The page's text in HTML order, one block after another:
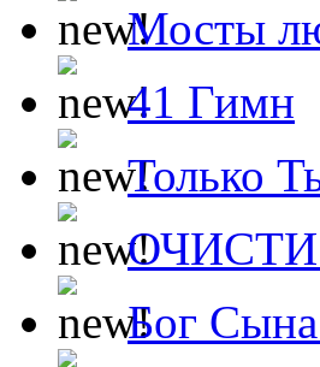
Мосты
41 Гимн
Только
Бог Сына